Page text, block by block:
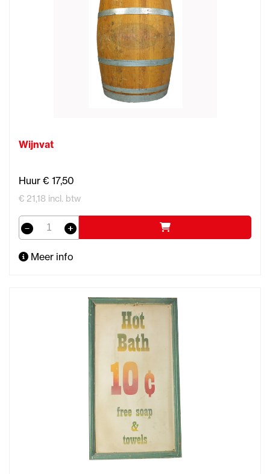
Wijnvat
Huur € 17,50
€ 21,18 incl. btw
Meer info